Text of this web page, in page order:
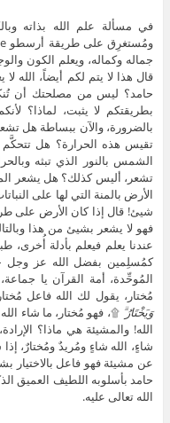
في مسألة علم الله بذاته
جماله وكماله، ويعلم الكون
قال هذا لا يتم لكم أيضاً، الله
حامد؟ ليس من مصلحتك أن
بطريقتكم لا يثبت، لماذا؟
بالضرورة، والآن ببساطة هل
تقيس هذه الحرارة؟ هل تتحكَّم
الشمس بالنور الذي تبثه
تشعر، أليس كذلك؟ هل يشعر
الأرض بالمنة التي لها على
شيئ! قال إذا كان الأرض على
فهو لا يشعر بشيئ من هذا
عندنا يعلم فيعلم بأدلة أُخرى،
كمُسلِمين بفضل الله عز وجل –
المُوحِّدة، أمة القرآن يا
مُختار، يقول لك الله فاعل
وَيَخْتَارُ ۗ۩، فهو مُختار، ما شاء
الله! والمشيئة هي ماذا؟
شاءٍ، الله شاءٍ ومُريدٌ ومُختارٌ،
عن مشيئة فهو فاعل بالاختيار
حامد بأسلوبه اللطيف العميق
الله تعالى عليه.